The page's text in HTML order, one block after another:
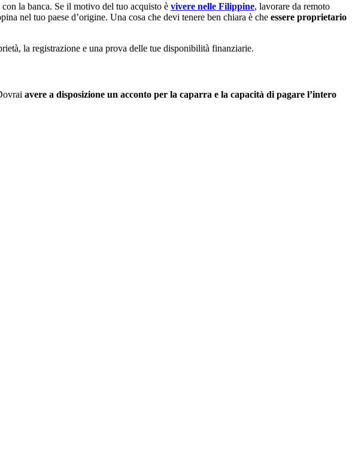
la banca. Se il motivo del tuo acquisto è vivere nelle Filippine, lavorare da remoto
nel tuo paese d’origine. Una cosa che devi tenere ben chiara è che essere proprietario
la registrazione e una prova delle tue disponibilità finanziarie.
avere a disposizione un acconto per la caparra e la capacità di pagare l’intero